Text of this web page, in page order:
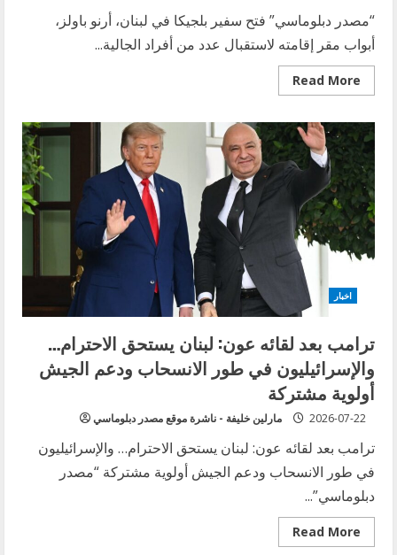
“مصدر دبلوماسي” فتح سفير بلجيكا في لبنان، أرنو باولز،
أبواب مقر إقامته لاستقبال عدد من أفراد الجالية...
Read More
Read
more
بلجيكا
يكرّم
مسعفي
الدفاع
المدني
الأحمر
اللبناني
في
حفل
تضامني
اخبار
ترامب بعد لقائه عون: لبنان يستحق الاحترام…
والإسرائيليون في طور الانسحاب ودعم الجيش
أولوية مشتركة
مارلين خليفة - ناشرة موقع مصدر دبلوماسي 2026-07-22
ترامب بعد لقائه عون: لبنان يستحق الاحترام… والإسرائيليون
في طور الانسحاب ودعم الجيش أولوية مشتركة “مصدر
دبلوماسي”...
Read More
Read
more